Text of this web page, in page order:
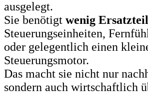
ausgelegt.
Sie benötigt wenig
Steuerungseinheiten,
oder gelegentlich einen
Steuerungsmotor.
Das macht sie nicht nur
sondern auch wirtschaftlich